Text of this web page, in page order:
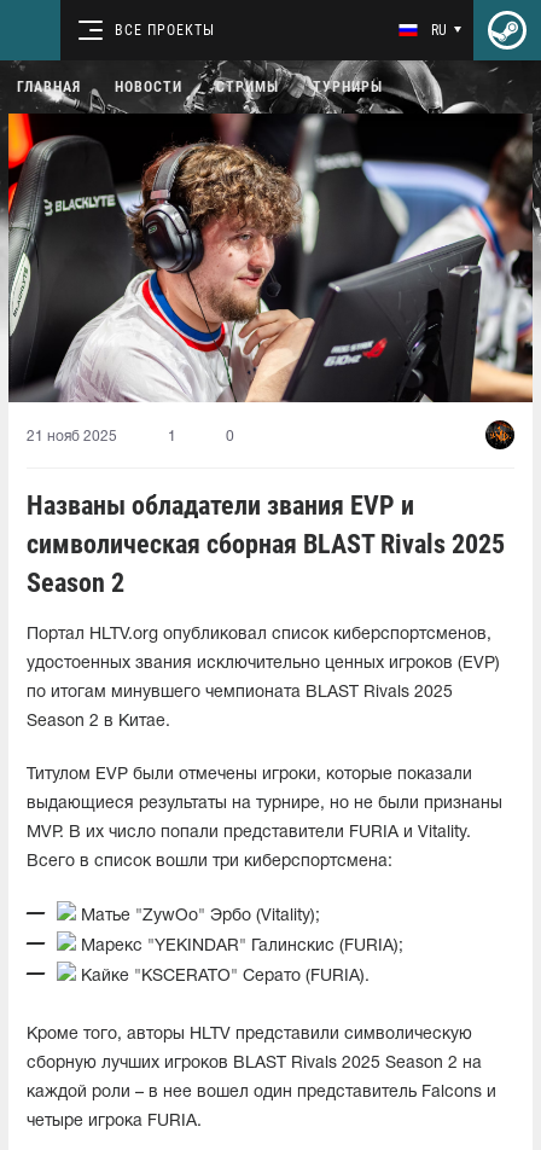
ВСЕ ПРОЕКТЫ RU
ГЛАВНАЯ НОВОСТИ СТРИМЫ ТУРНИРЫ
21 нояб 2025 1 0
Названы обладатели звания EVP и
символическая сборная BLAST Rivals 2025
Season 2
Портал HLTV.org опубликовал список киберспортсменов,
удостоенных звания исключительно ценных игроков (EVP)
по итогам минувшего чемпионата BLAST Rivals 2025
Season 2 в Китае.
Титулом EVP были отмечены игроки, которые показали
выдающиеся результаты на турнире, но не были признаны
MVP. В их число попали представители FURIA и Vitality.
Всего в список вошли три киберспортсмена:
Матье "ZywOo" Эрбо (Vitality);
Марекс "YEKINDAR" Галинскис (FURIA);
Кайке "KSCERATO" Cерато (FURIA).
Кроме того, авторы HLTV представили символическую
сборную лучших игроков BLAST Rivals 2025 Season 2 на
каждой роли – в нее вошел один представитель Falcons и
четыре игрока FURIA.